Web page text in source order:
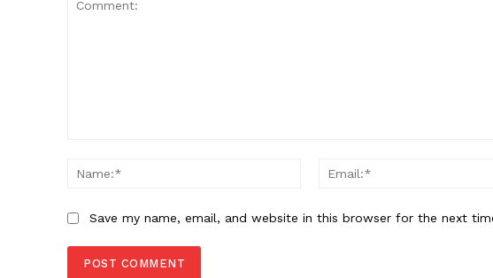
Name:*
Save my name, email, and website in this browser for the next